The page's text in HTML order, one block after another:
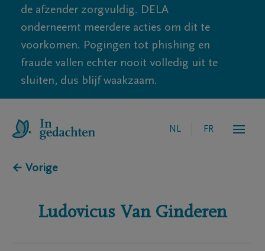
de afzender zorgvuldig. DELA
onderneemt meerdere acties om dit te
voorkomen. Pogingen tot phishing en
fraude vallen echter nooit volledig uit te
sluiten, dus blijf waakzaam.
NL FR
← Vorige
Ludovicus Van Ginderen